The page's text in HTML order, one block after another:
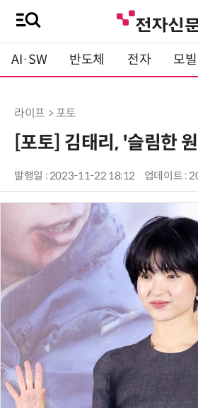
AI·SW 반도체 전자 모
라이프 > 포토
[포토] 김태리, '슬림한
발행일 : 2023-11-22 18:12 업데이트 :